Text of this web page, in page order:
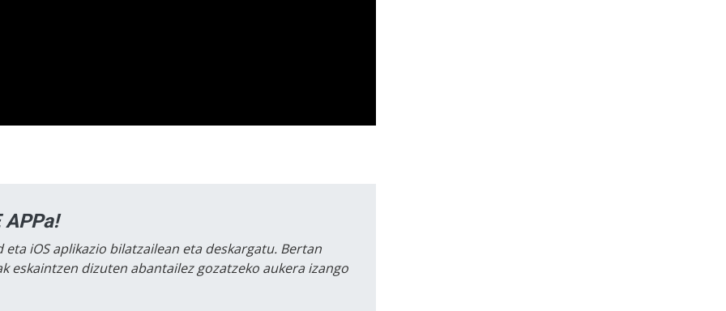
APPa!
iOS aplikazio bilatzailean eta deskargatu. Bertan
eskaintzen dizuten abantailez gozatzeko aukera izango